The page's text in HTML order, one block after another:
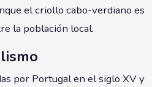
el criollo cabo-verdiano es
la población local.
por Portugal en el siglo XV y